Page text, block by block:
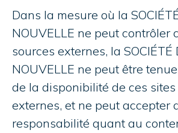
Dans la mesure où la SOCIÉTÉ
NOUVELLE ne peut contrôler
sources externes, la SOCIÉTÉ
NOUVELLE ne peut être
de la disponibilité de ces sites
externes, et ne peut accepter
responsabilité quant au